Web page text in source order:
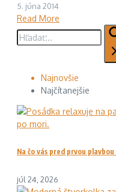
5. júna 2014
Read More
Hľadať:
Najnovšie
Najčítanejšie
Na čo vás pred prvou
júl 24, 2026